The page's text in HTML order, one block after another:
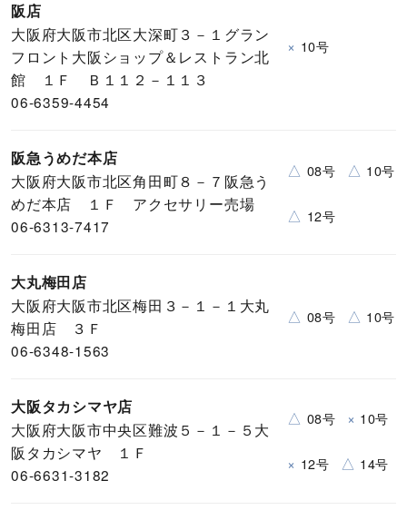
阪店
大阪府大阪市北区大深町３－１グラン
フロント大阪ショップ＆レストラン北
館 １Ｆ Ｂ１１２－１１３
06-6359-4454
× 10号
阪急うめだ本店
大阪府大阪市北区角田町８－７阪急う
めだ本店 １Ｆ アクセサリー売場
06-6313-7417
△ 08号 △ 10号
△ 12号
大丸梅田店
大阪府大阪市北区梅田３－１－１大丸
梅田店 ３Ｆ
06-6348-1563
△ 08号 △ 10号
大阪タカシマヤ店
大阪府大阪市中央区難波５－１－５大
阪タカシマヤ １Ｆ
06-6631-3182
△ 08号 × 10号
× 12号 △ 14号